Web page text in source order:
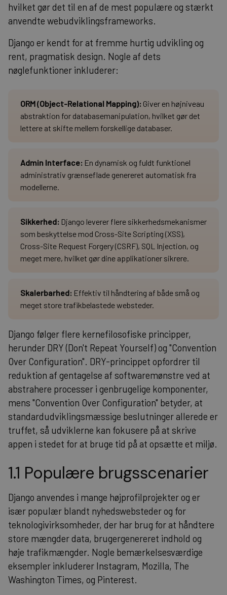
hvilket gør det til en af de mest populære og stærkt
anvendte webudviklingsframeworks.
Django er kendt for at fremme hurtig udvikling og
rent, pragmatisk design. Nogle af dets
nøglefunktioner inkluderer:
ORM (Object-Relational Mapping): Giver en højniveau
abstraktion for databasemanipulation, hvilket gør det
lettere at skifte mellem forskellige databaser.
Admin Interface: En dynamisk og fuldt funktionel
administrativ grænseflade genereret automatisk fra
modellerne.
Sikkerhed: Django leverer flere sikkerhedsmekanismer
som beskyttelse mod Cross-Site Scripting (XSS),
Cross-Site Request Forgery (CSRF), SQL Injection, og
meget mere, hvilket gør dine applikationer sikrere.
Skalerbarhed: Effektiv til håndtering af både små og
meget store trafikbelastede websteder.
Django følger flere kernefilosofiske principper,
herunder DRY (Don't Repeat Yourself) og "Convention
Over Configuration". DRY-princippet opfordrer til
reduktion af gentagelse af softwaremønstre ved at
abstrahere processer i genbrugelige komponenter,
mens "Convention Over Configuration" betyder, at
standardudviklingsmæssige beslutninger allerede er
truffet, så udviklerne kan fokusere på at skrive
appen i stedet for at bruge tid på at opsætte et miljø.
1.1 Populære brugsscenarier
Django anvendes i mange højprofilprojekter og er
især populær blandt nyhedswebsteder og for
teknologivirksomheder, der har brug for at håndtere
store mængder data, brugergenereret indhold og
høje trafikmængder. Nogle bemærkelsesværdige
eksempler inkluderer Instagram, Mozilla, The
Washington Times, og Pinterest.